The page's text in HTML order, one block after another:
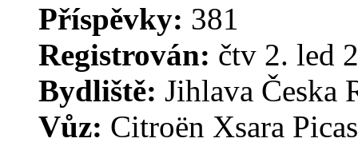
Příspěvky: 381
Registrován: čtv 2. led
Bydliště: Jihlava Česka
Vůz: Citroën Xsara